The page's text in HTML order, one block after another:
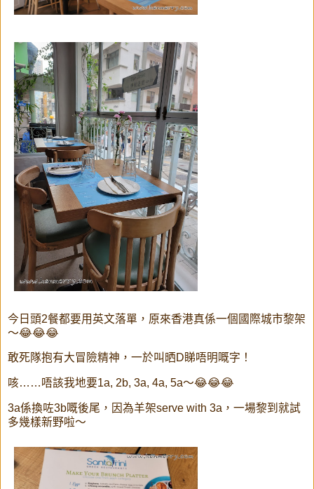
今日頭2餐都要用英文落單，原來香港真係一個國際城市黎架
～😂😂😂
敢死隊抱有大冒險精神，一於叫晒D睇唔明嘅字！
咳……唔該我地要1a, 2b, 3a, 4a, 5a～😂😂😂
3a係換咗3b嘅後尾，因為羊架serve with 3a，一場黎到就試
多幾樣新野啦～